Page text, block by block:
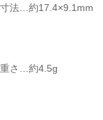
寸法…約17.4×9.1mm
重さ…約4.5g